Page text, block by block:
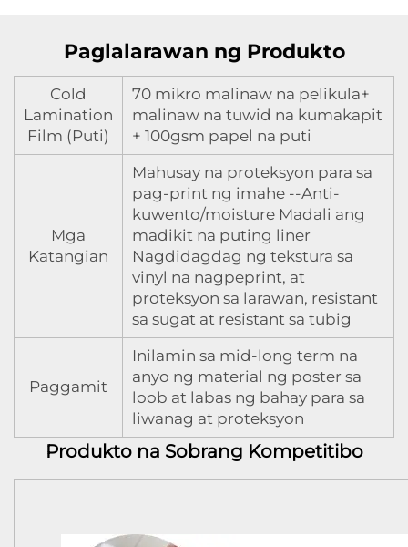
Paglalarawan ng Produkto
Cold
Lamination
Film (Puti)
70 mikro malinaw na pelikula+
malinaw na tuwid na kumakapit
+ 100gsm papel na puti
Mga
Katangian
Mahusay na proteksyon para sa
pag-print ng imahe --Anti-
kuwento/moisture Madali ang
madikit na puting liner
Nagdidagdag ng tekstura sa
vinyl na nagpeprint, at
proteksyon sa larawan, resistant
sa sugat at resistant sa tubig
Paggamit
Inilamin sa mid-long term na
anyo ng material ng poster sa
loob at labas ng bahay para sa
liwanag at proteksyon
Produkto na Sobrang Kompetitibo